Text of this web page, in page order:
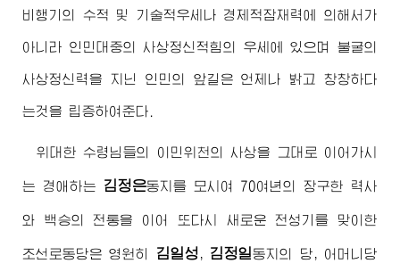
비행기의 수적 및 기술적우세나 경제적잠재력에 의해서가
아니라 인민대중의 사상정신적힘의 우세에 있으며 불굴의
사상정신력을 지닌 인민의 앞길은 언제나 밝고 창창하다
는것을 립증하여준다.
위대한 수령님들의 이민위천의 사상을 그대로 이어가시
는 경애하는 김정은동지 를 모시여 70여년의 장구한 력사
와 백승의 전통을 이어 또다시 새로운 전성기를 맞이한
조선로동당은 영원히 김일성 , 김정일동지의 당, 어머니당